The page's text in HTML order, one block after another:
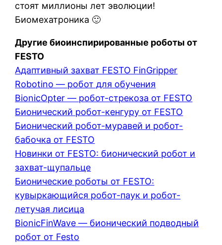
стоят миллионы лет эволюции!
Биомехатроника 🙂
Другие биоинспирированные роботы от
FESTO
Адаптивный захват FESTO FinGripper
Robotino — робот для обучения
BionicOpter — робот-стрекоза от FESTO
Бионический робот-кенгуру от FESTO
Бионический робот-муравей и робот-
бабочка от FESTO
Новинки от FESTO: бионический робот и
захват-щупальце
Бионические роботы от FESTO:
кувыркающийся робот-паук и робот-
летучая лисица
BionicFinWave — бионический подводный
робот от Festo